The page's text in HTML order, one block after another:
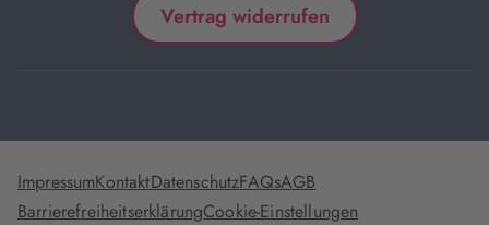
Vertrag widerrufen
ImpressumKontaktDatenschutzFAQsAGB
BarrierefreiheitserklärungCookie-Einstellungen